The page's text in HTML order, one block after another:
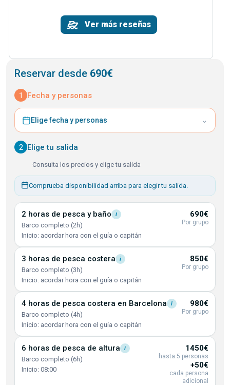
Ver más reseñas
Reservar desde 690€
1 Fecha y personas
Elige fecha y personas ⌄
2 Elige tu salida
Consulta los precios y elige tu salida
Comprueba disponibilidad arriba para elegir tu salida.
2 horas de pesca y baño i
Barco completo (2h)
Inicio: acordar hora con el guía o capitán
690€
Por grupo
3 horas de pesca costera i
Barco completo (3h)
Inicio: acordar hora con el guía o capitán
850€
Por grupo
4 horas de pesca costera en Barcelona i
Barco completo (4h)
Inicio: acordar hora con el guía o capitán
980€
Por grupo
6 horas de pesca de altura i
Barco completo (6h)
Inicio: 08:00
1450€
hasta 5 personas
+50€
cada persona
adicional